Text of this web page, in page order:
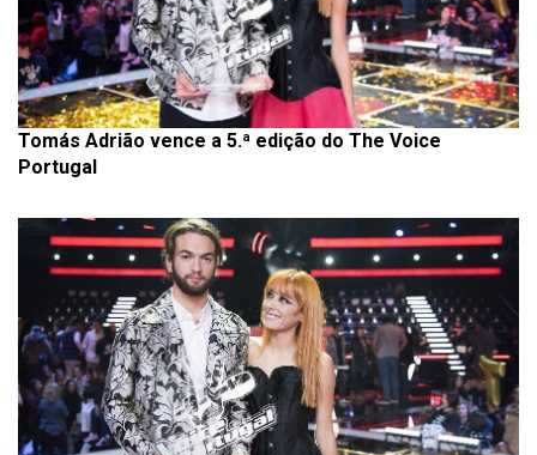
Tomás Adrião vence a 5.ª edição do The Voice
Portugal